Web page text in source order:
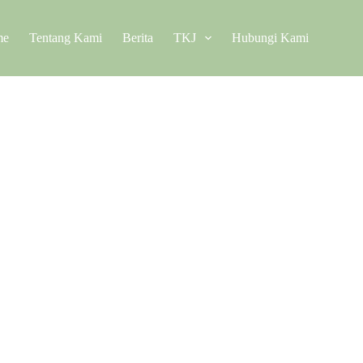
Tentang Kami Berita TKJ Hubungi Kami